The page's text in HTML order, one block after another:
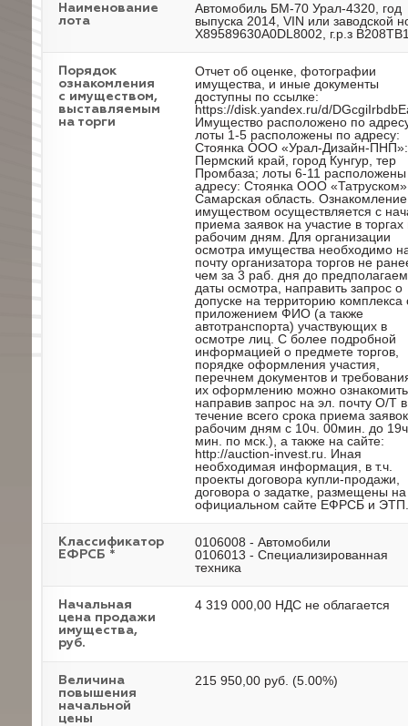
Наименование
лота
Автомобиль БМ-70 Урал-4320, год
выпуска 2014, VIN или заводской
X89589630A0DL8002, г.р.з
Порядок
ознакомления
с имуществом,
выставляемым
на торги
Отчет об оценке, фотографии
имущества, и иные документы
доступны по ссылке:
https://disk.yandex.ru/d/
Имущество расположено по
лоты 1-5 расположены по адресу:
Стоянка ООО «Урал-Дизайн-ПНП»:
Пермский край, город Кунгур, тер
Промбаза; лоты 6-11
адресу: Стоянка ООО
Самарская область.
имуществом осуществляется с
приема заявок на участие в торгах
рабочим дням. Для организации
осмотра имущества необходимо
почту организатора торгов не
чем за 3 раб. дня до
даты осмотра, направить запрос о
допуске на территорию комплекса
приложением ФИО (а также
автотранспорта) участвующих в
осмотре лиц. С более подробной
информацией о предмете торгов,
порядке оформления участия,
перечнем документов и
их оформлению можно
направив запрос на эл. почту О/Т в
течение всего срока приема
рабочим дням с 10ч. 00мин. до
мин. по мск.), а также на сайте:
http://auction-invest.ru. Иная
необходимая информация, в т.ч.
проекты договора купли-продажи,
договора о задатке, размещены на
официальном сайте ЕФРСБ и ЭТП.
Классификатор
ЕФРСБ *
0106008 - Автомобили
0106013 - Специализированная
техника
Начальная
цена продажи
имущества,
руб.
4 319 000,00 НДС не облагается
Величина
повышения
начальной
цены
215 950,00 руб. (5.00%)